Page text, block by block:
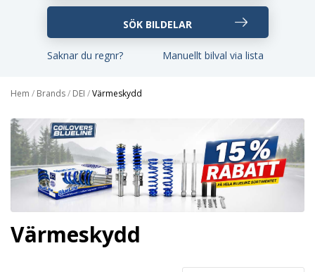
Saknar du regnr? Manuellt bilval via lista
Hem / Brands/ DEI /Värmeskydd
Värmeskydd